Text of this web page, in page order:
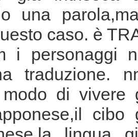
una
caso. è
i personaggi
traduzione.
di vivere
cibo